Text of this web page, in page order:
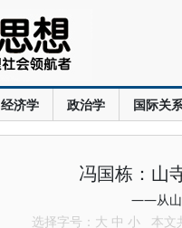
经济学 政治学 国际关
冯国栋：山
——从山
选择字号： 大 中 小 本文